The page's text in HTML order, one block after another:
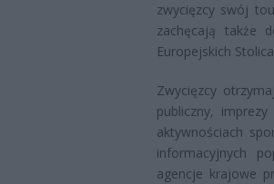
zwycięzcy swój
zachęcają także
Europejskich
Zwycięzcy
publiczny,
aktywnościach
informacyjnych
agencje krajowe